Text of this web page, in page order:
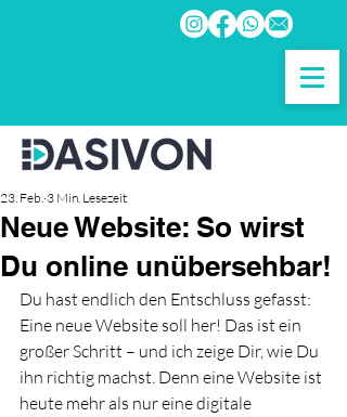
Neue Website: So wirst
Du online unübersehbar!
23. Feb. 3 Min. Lesezeit
Du hast endlich den Entschluss gefasst:
Eine neue Website soll her! Das ist ein
großer Schritt – und ich zeige Dir, wie Du
ihn richtig machst. Denn eine Website ist
heute mehr als nur eine digitale